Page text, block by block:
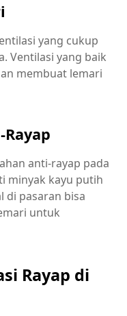
yang cukup
Ventilasi yang baik
membuat lemari
anti-rayap pada
minyak kayu putih
di pasaran bisa
untuk
Rayap di